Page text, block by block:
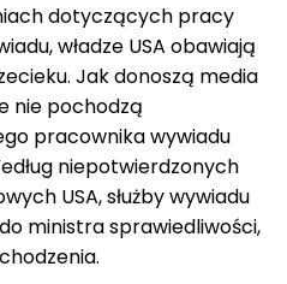
dotyczących pracy
władze USA obawiają
Jak donoszą media
nie pochodzą
pracownika wywiadu
niepotwierdzonych
USA, służby wywiadu
ministra sprawiedliwości,